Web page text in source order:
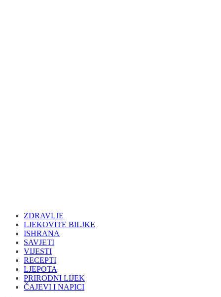
ZDRAVLJE
LJEKOVITE BILJKE
ISHRANA
SAVJETI
VIJESTI
RECEPTI
LJEPOTA
PRIRODNI LIJEK
ČAJEVI I NAPICI